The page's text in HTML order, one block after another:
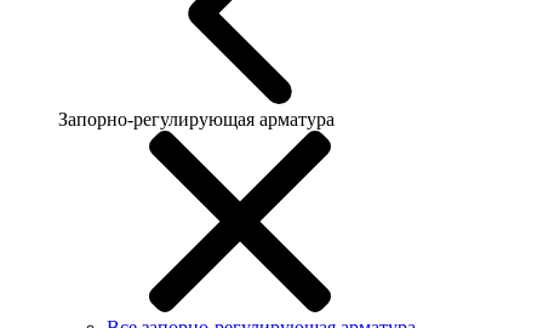
Запорно-регулирующая арматура